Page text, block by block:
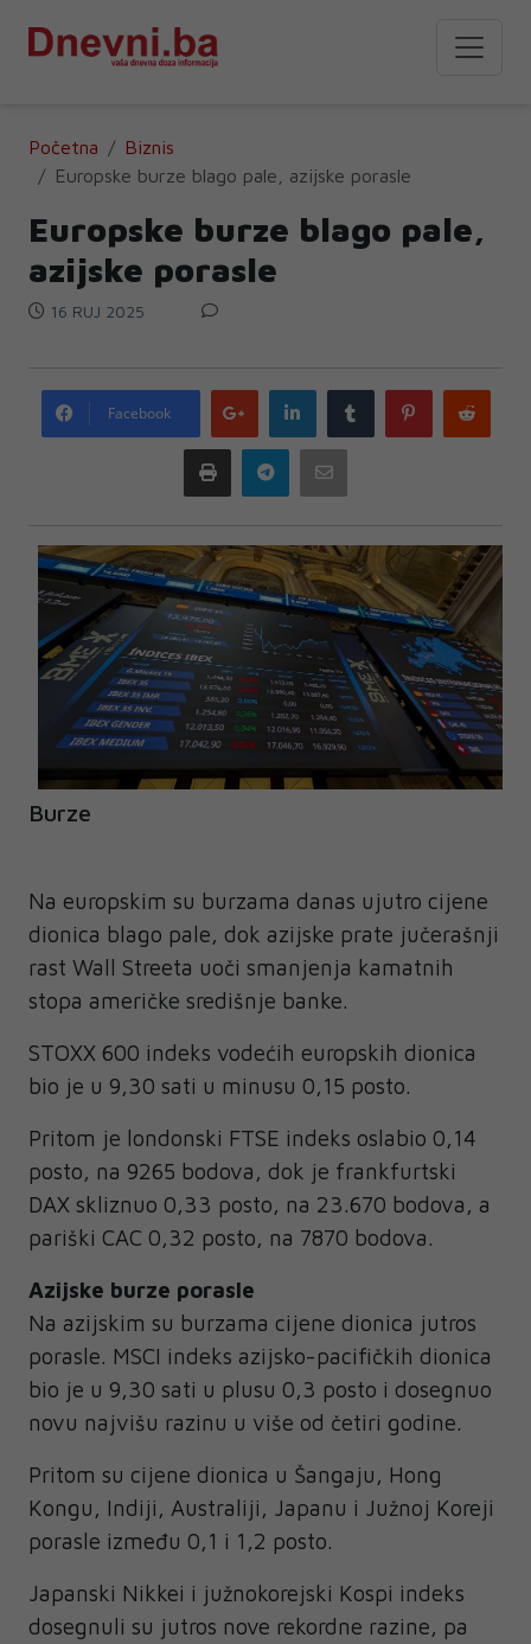
Početna
Biznis
Europske burze blago pale, azijske porasle
Europske burze blago pale,
azijske porasle
16 RUJ 2025
Facebook
Google
plus
LinkedIn Tumblr Pinterest
Print Telegram
Burze
Na europskim su burzama danas ujutro cijene
dionica blago pale, dok azijske prate jučerašnji
rast Wall Streeta uoči smanjenja kamatnih
stopa američke središnje banke.
STOXX 600 indeks vodećih europskih dionica
bio je u 9,30 sati u minusu 0,15 posto.
Pritom je londonski FTSE indeks oslabio 0,14
posto, na 9265 bodova, dok je frankfurtski
DAX skliznuo 0,33 posto, na 23.670 bodova, a
pariški CAC 0,32 posto, na 7870 bodova.
Azijske burze porasle
Na azijskim su burzama cijene dionica jutros
porasle. MSCI indeks azijsko-pacifičkih dionica
bio je u 9,30 sati u plusu 0,3 posto i dosegnuo
novu najvišu razinu u više od četiri godine.
Pritom su cijene dionica u Šangaju, Hong
Kongu, Indiji, Australiji, Japanu i Južnoj Koreji
porasle između 0,1 i 1,2 posto.
Japanski Nikkei i južnokorejski Kospi indeks
dosegnuli su jutros nove rekordne razine, pa